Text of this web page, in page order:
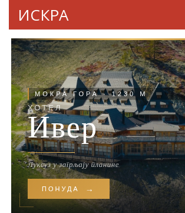
ИСКРА